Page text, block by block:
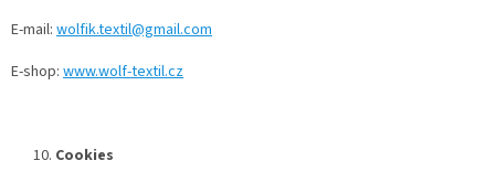
E-mail: wolfik.textil@gmail.com
E-shop: www.wolf-textil.cz
Cookies